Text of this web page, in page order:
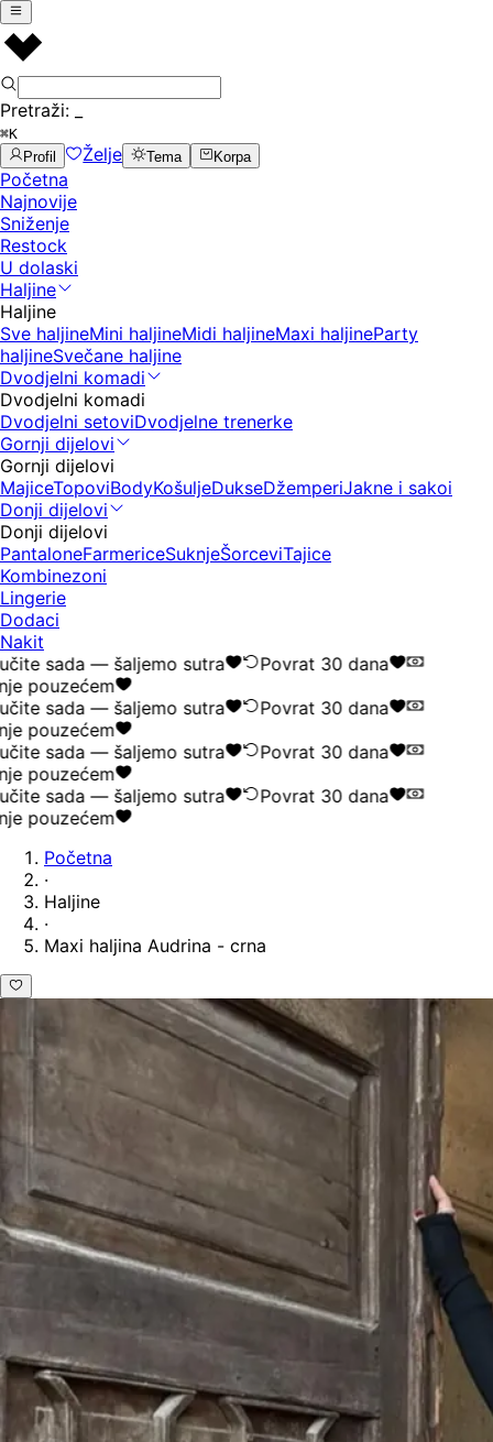
Pretraži:
⌘K
Profil
Želje Tema Korpa
Početna
Najnovije
Sniženje
Restock
U dolaski
Haljine
Haljine
Sve haljineMini haljineMidi haljineMaxi haljineParty
haljineSvečane haljine
Dvodjelni komadi
Dvodjelni komadi
Dvodjelni setoviDvodjelne trenerke
Gornji dijelovi
Gornji dijelovi
MajiceTopoviBodyKošuljeDukseDžemperiJakne i sakoi
Donji dijelovi
Donji dijelovi
PantaloneFarmericeSuknjeŠorceviTajice
Kombinezoni
Lingerie
Dodaci
Nakit
sada — šaljemo sutra
Povrat 30 dana
pouzećem
sada — šaljemo sutra
Povrat 30 dana
pouzećem
sada — šaljemo sutra
Povrat 30 dana
pouzećem
sada — šaljemo sutra
Povrat 30 dana
pouzećem
Početna
·
Haljine
·
Maxi haljina Audrina - crna